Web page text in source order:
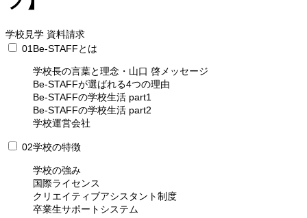
学校見学 資料請求
01 Be-STAFFとは
学校長の言葉と理念・山口 啓メッセージ
Be-STAFFが選ばれる4つの理由
Be-STAFFの学校生活 part1
Be-STAFFの学校生活 part2
学校運営会社
02学校の特徴
学校の強み
国際ライセンス
クリエイティブアシスタント制度
卒業生サポートシステム